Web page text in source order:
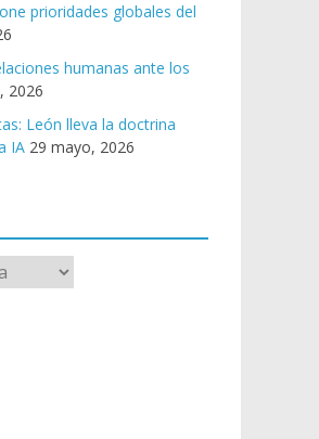
prioridades globales del
humanas ante los
2026
León lleva la doctrina
IA 29 mayo, 2026